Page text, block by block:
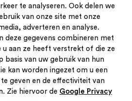
te analyseren. Ook delen we
van onze site met onze
adverteren en analyse.
deze gegevens combineren met
aan ze heeft verstrekt of die ze
basis van uw gebruik van hun
kan worden ingezet om u een
geven en de effectiviteit van
Zie hiervoor de Google Privacy
nieuwsbrief
Inloggen
Contact
statement